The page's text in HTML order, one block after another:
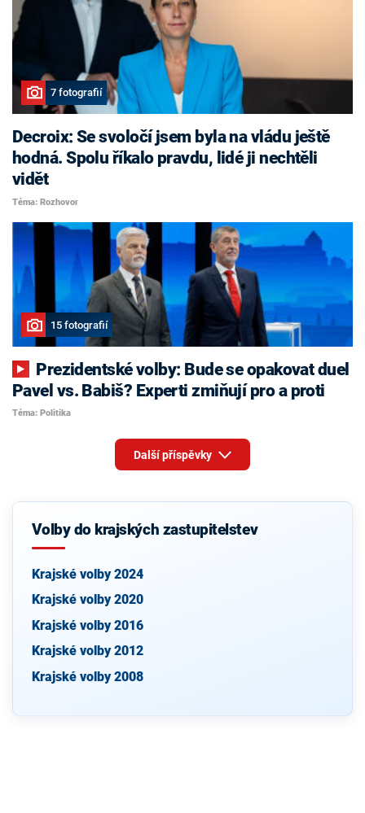
7 fotografií
Decroix: Se svoločí jsem byla na vládu ještě
hodná. Spolu říkalo pravdu, lidé ji nechtěli
vidět
Téma: Rozhovor
15 fotografií
Pavel vs. Babiš? Experti zmiňují pro a proti
Téma: Politika
Další příspěvky
Volby do krajských zastupitelstev
Krajské volby 2024
Krajské volby 2020
Krajské volby 2016
Krajské volby 2012
Krajské volby 2008